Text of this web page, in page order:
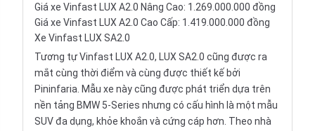
Giá xe Vinfast LUX A2.0 Nâng Cao: 1.269.000.000 đồng
Giá xe Vinfast LUX A2.0 Cao Cấp: 1.419.000.000 đồng
Xe Vinfast LUX SA2.0
Tương tự Vinfast LUX A2.0, LUX SA2.0 cũng được ra
mắt cùng thời điểm và cùng được thiết kế bởi
Pininfaria. Mẫu xe này cũng được phát triển dựa trên
nền tảng BMW 5-Series nhưng có cấu hình là một mẫu
SUVđa dụng, khỏe khoắn và cứng cáp hơn. Theo nhà